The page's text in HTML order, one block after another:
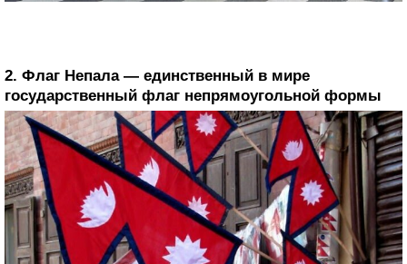
2. Флаг Непала — единственный в мире
государственный флаг непрямоугольной формы